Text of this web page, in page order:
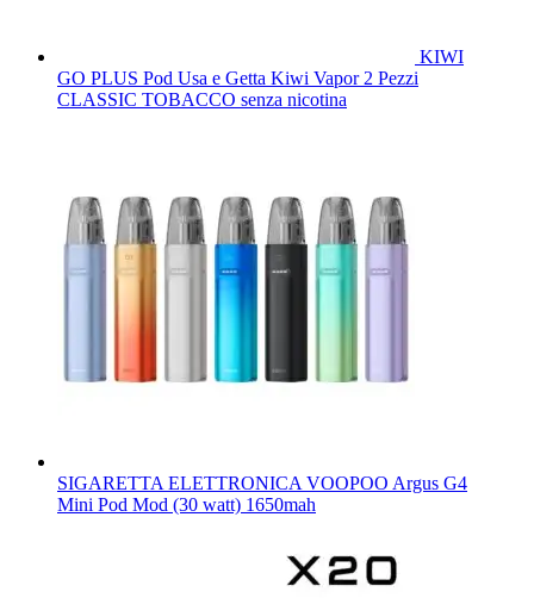
KIWI
GO PLUS Pod Usa e Getta Kiwi Vapor 2 Pezzi
CLASSIC TOBACCO senza nicotina
SIGARETTA ELETTRONICA VOOPOO Argus G4
Mini Pod Mod (30 watt) 1650mah